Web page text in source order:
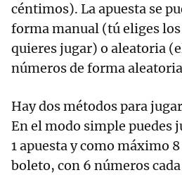
céntimos). La apuesta se
forma manual (tú eliges
quieres jugar) o aleatoria
números de forma
Hay dos métodos para
En el modo simple puedes
1 apuesta y como máximo
boleto, con 6 números